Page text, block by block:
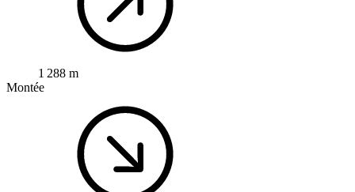
1 288 m
Montée